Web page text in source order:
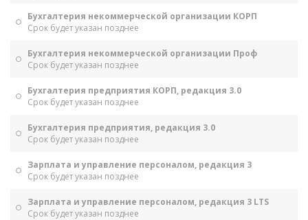
Бухгалтерия некоммерческой организации КОРП
Срок будет указан позднее
Бухгалтерия некоммерческой организации Проф
Срок будет указан позднее
Бухгалтерия предприятия КОРП, редакция 3.0
Срок будет указан позднее
Бухгалтерия предприятия, редакция 3.0
Срок будет указан позднее
Зарплата и управление персоналом, редакция 3
Срок будет указан позднее
Зарплата и управление персоналом, редакция 3 LTS
Срок будет указан позднее